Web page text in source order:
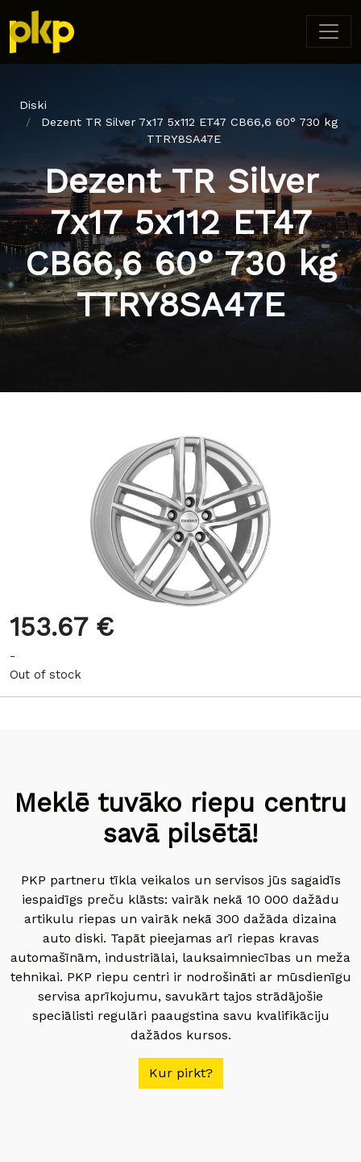
Diski
Dezent TR Silver 7x17 5x112 ET47 CB66,6 60° 730 kg
TTRY8SA47E
Dezent TR Silver
7x17 5x112 ET47
CB66,6 60° 730 kg
TTRY8SA47E
153.67 €
-
Out of stock
Meklē tuvāko riepu centru
savā pilsētā!
PKP partneru tīkla veikalos un servisos jūs sagaidīs
iespaidīgs preču klāsts: vairāk nekā 10 000 dažādu
artikulu riepas un vairāk nekā 300 dažāda dizaina
auto diski. Tapāt pieejamas arī riepas kravas
automašīnām, industriālai, lauksaimniecības un meža
tehnikai. PKP riepu centri ir nodrošināti ar mūsdienīgu
servisa aprīkojumu, savukārt tajos strādājošie
speciālisti regulāri paaugstina savu kvalifikāciju
dažādos kursos.
Kur pirkt?